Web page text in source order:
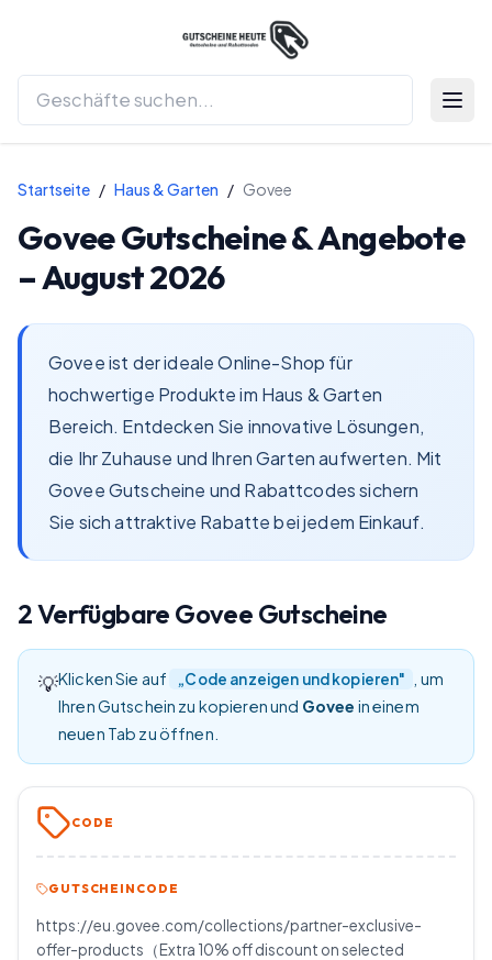
Startseite / Haus & Garten / Govee
GoveeGutscheine & Angebote
–August 2026
Govee ist der ideale Online-Shop für
hochwertige Produkte im Haus & Garten
Bereich. Entdecken Sie innovative Lösungen,
die Ihr Zuhause und Ihren Garten aufwerten. Mit
Govee Gutscheine und Rabattcodes sichern
Sie sich attraktive Rabatte bei jedem Einkauf.
2Verfügbare Govee Gutscheine
💡Klicken Sie auf „Code anzeigen und kopieren"
, um
Ihren Gutschein zu kopieren und Govee in einem
neuen Tab zu öffnen.
CODE
GUTSCHEINCODE
https://eu.govee.com/collections/partner-exclusive-
offer-products（Extra 10% off discount on selected